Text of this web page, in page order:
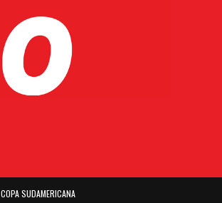
COPA SUDAMERICANA